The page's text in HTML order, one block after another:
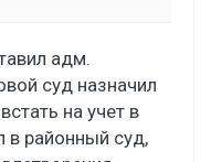
адм.
суд назначил
на учет в
в районный суд,